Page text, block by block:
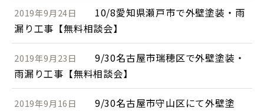
2019年9月24日
10/8愛知県瀬戸市で外壁塗装・雨
漏り工事【無料相談会】
2019年9月23日
9/30名古屋市瑞穂区で外壁塗装・
雨漏り工事【無料相談会】
2019年9月16日
9/30名古屋市守山区にて外壁塗